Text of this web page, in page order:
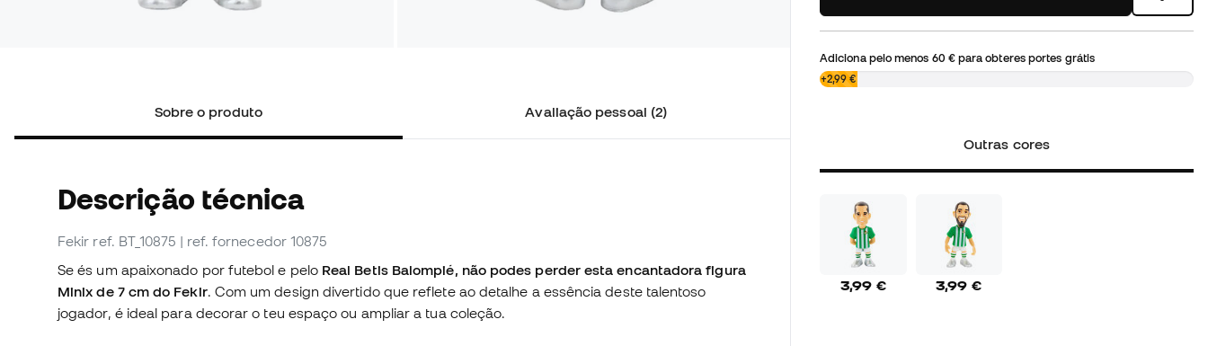
Sobre o produto Avaliação pessoal (2)
Descrição técnica
Fekir ref. BT_10875 | ref. fornecedor 10875
Se és um apaixonado por futebol e pelo Real Betis Balompié, não podes perder esta encantadora figura
Minix de 7 cm do Fekir. Com um design divertido que reflete ao detalhe a essência deste talentoso
jogador, é ideal para decorar o teu espaço ou ampliar a tua coleção.
Adiciona pelo menos 60 €para obteres portes grátis
0,00 €
+2,99 €
Outras cores
3,99 € 3,99 €